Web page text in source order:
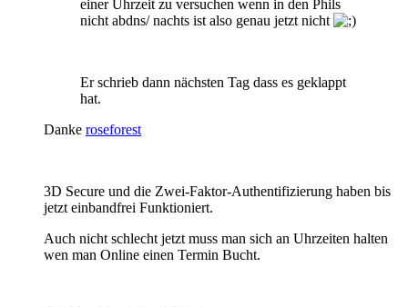
einer Uhrzeit zu versuchen wenn in den Phils
nicht abdns/ nachts ist also genau jetzt nicht
Er schrieb dann nächsten Tag dass es geklappt
hat.
Danke roseforest
3D Secure und die Zwei-Faktor-Authentifizierung haben bis
jetzt einbandfrei Funktioniert.
Auch nicht schlecht jetzt muss man sich an Uhrzeiten halten
wen man Online einen Termin Bucht.